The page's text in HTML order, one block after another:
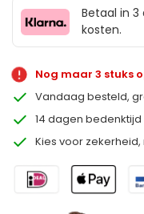
Betaal in
kosten.
Nog maar 3 stuks
Vandaag besteld,
14 dagen bedenktijd
Kies voor